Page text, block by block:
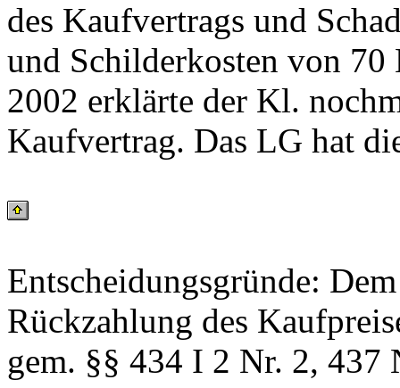
des Kaufvertrags und
und Schilderkosten von
2002 erklärte der Kl.
Kaufvertrag. Das LG hat
Entscheidungsgründe:
Rückzahlung des
gem. §§ 434 I 2 Nr. 2, 437